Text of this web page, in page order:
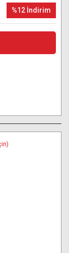
%12 İndirim